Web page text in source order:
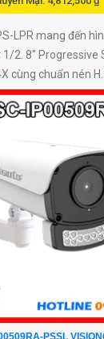
LPR mang đến
2. 8" Progressive
cùng chuẩn nén
PSSL